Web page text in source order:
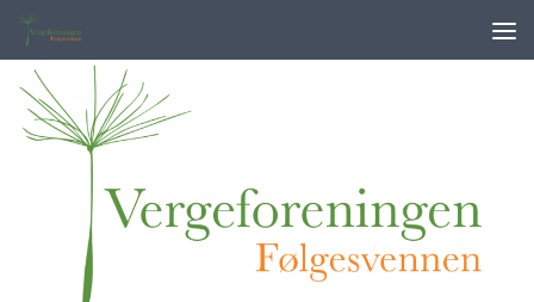
Skip to content